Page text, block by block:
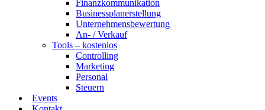
Finanzkommunikation
Businessplanerstellung
Unternehmensbewertung
An- / Verkauf
Tools – kostenlos
Controlling
Marketing
Personal
Steuern
Events